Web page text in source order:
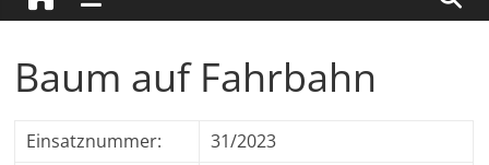
der
Feuerwehr
der
Willebadessen
Baum auf Fahrbahn
Einsatznummer:
31/2023